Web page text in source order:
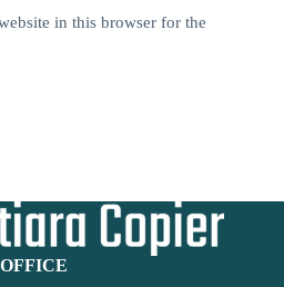
in this browser for the